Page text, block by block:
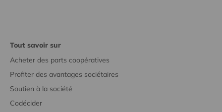
Tout savoir sur
Acheter des parts coopératives
Profiter des avantages sociétaires
Soutien à la société
Codécider